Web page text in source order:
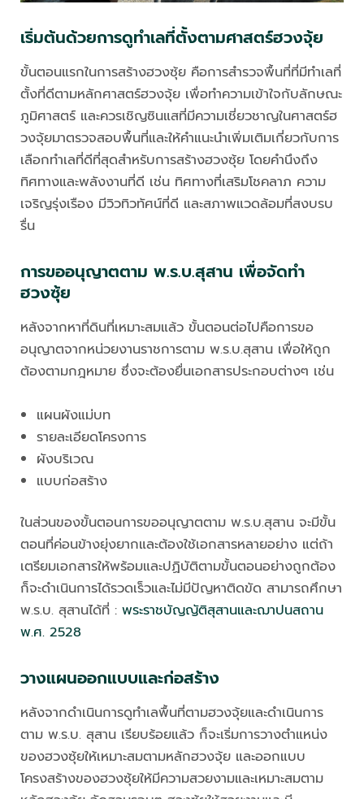
เริ่มต้นด้วยการดูทำเลที่ตั้งตามศาสตร์ฮวงจุ้ย
ขั้นตอนแรกในการสร้างฮวงซุ้ย คือการสำรวจพื้นที่ที่มีทำเลที่
ตั้งที่ดีตามหลักศาสตร์ฮวงจุ้ย เพื่อทำความเข้าใจกับลักษณะ
ภูมิศาสตร์ และควรเชิญซินแสที่มีความเชี่ยวชาญในศาสตร์ฮ
วงจุ้ยมาตรวจสอบพื้นที่และให้คำแนะนำเพิ่มเติมเกี่ยวกับการ
เลือกทำเลที่ดีที่สุดสำหรับการสร้างฮวงซุ้ย โดยคำนึงถึง
ทิศทางและพลังงานที่ดี เช่น ทิศทางที่เสริมโชคลาภ ความ
เจริญรุ่งเรือง มีวิวทิวทัศน์ที่ดี และสภาพแวดล้อมที่สงบรบ
รื่น
การขออนุญาตตาม พ.ร.บ.สุสาน เพื่อจัดทำ
ฮวงซุ้ย
หลังจากหาที่ดินที่เหมาะสมแล้ว ขั้นตอนต่อไปคือการขอ
อนุญาตจากหน่วยงานราชการตาม พ.ร.บ.สุสาน เพื่อให้ถูก
ต้องตามกฎหมาย ซึ่งจะต้องยื่นเอกสารประกอบต่างๆ เช่น
แผนผังแม่บท
รายละเอียดโครงการ
ผังบริเวณ
แบบก่อสร้าง
ในส่วนของขั้นตอนการขออนุญาตตาม พ.ร.บ.สุสาน จะมีขั้น
ตอนที่ค่อนข้างยุ่งยากและต้องใช้เอกสารหลายอย่าง แต่ถ้า
เตรียมเอกสารให้พร้อมและปฏิบัติตามขั้นตอนอย่างถูกต้อง
ก็จะดำเนินการได้รวดเร็วและไม่มีปัญหาติดขัด สามารถศึกษา
พ.ร.บ. สุสานได้ที่ :พระราชบัญญัติสุสานและฌาปนสถาน
พ.ศ. 2528
วางแผนออกแบบและก่อสร้าง
หลังจากดำเนินการดูทำเลพื้นที่ตามฮวงจุ้ยและดำเนินการ
ตาม พ.ร.บ. สุสาน เรียบร้อยแล้ว ก็จะเริ่มการวางตำแหน่ง
ของฮวงซุ้ยให้เหมาะสมตามหลักฮวงจุ้ย และออกแบบ
โครงสร้างของฮวงซุ้ยให้มีความสวยงามและเหมาะสมตาม